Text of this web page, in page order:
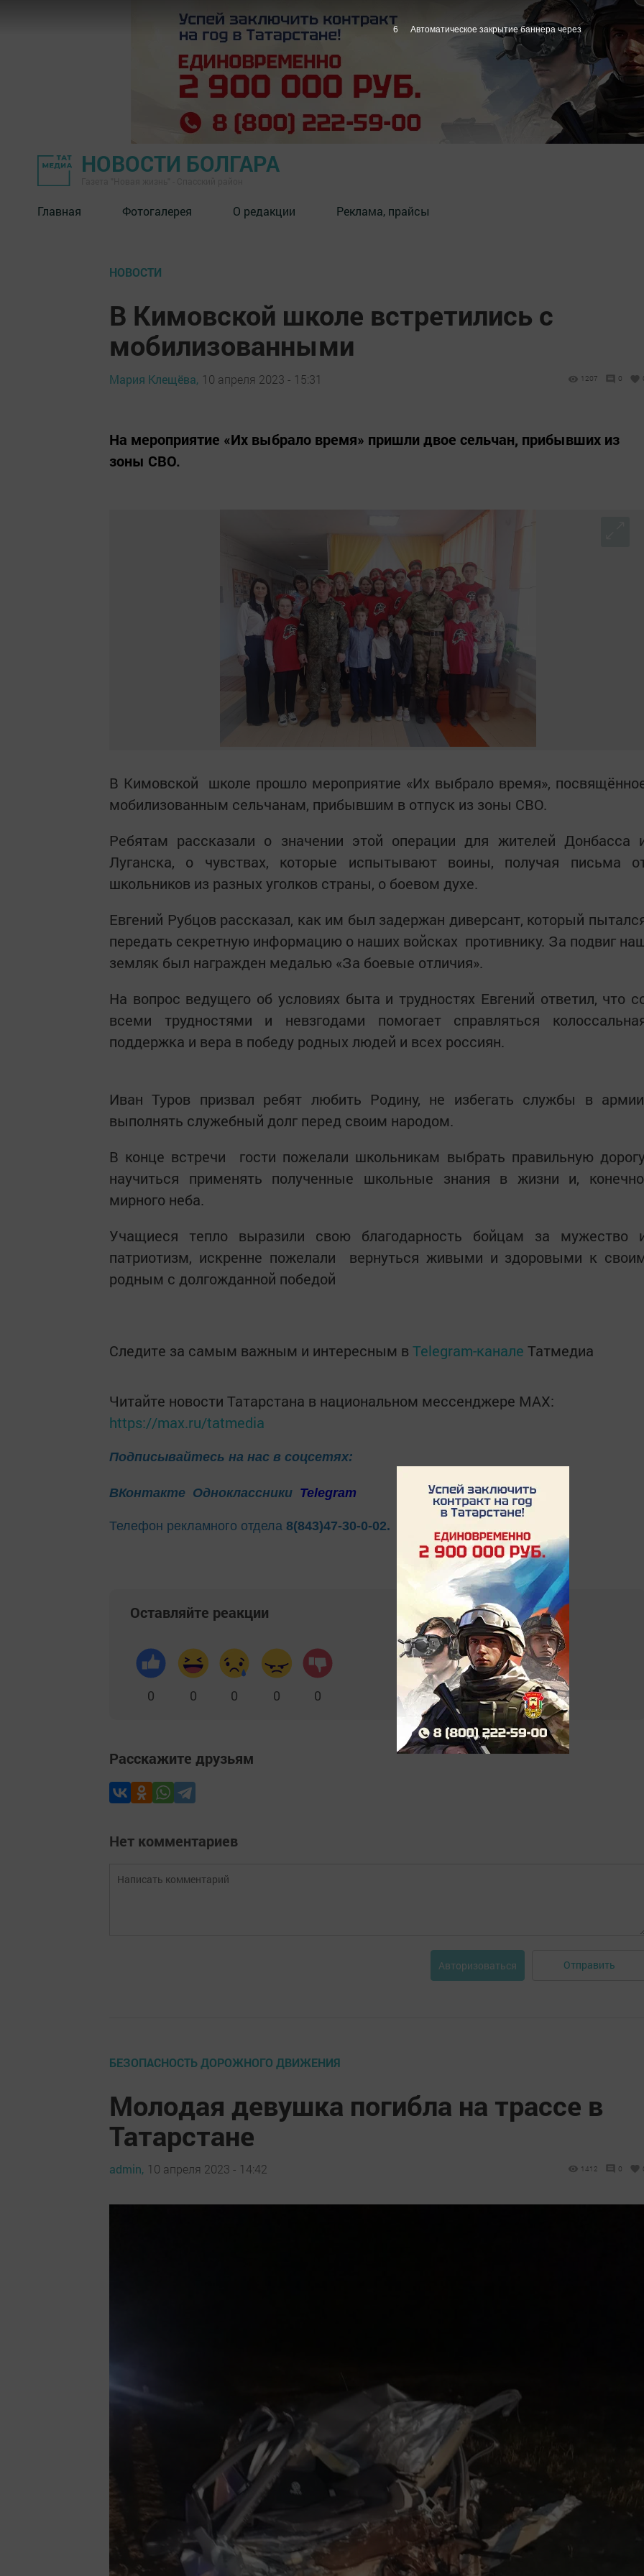
НОВОСТИ БОЛГАРА
Главная Фотогалерея О редакции Реклама, прайсы
НОВОСТИ
В Кимовской школе встретились с
мобилизованными
Мария Клещёва, 10 апреля 2023 - 15:31 1207 0
На мероприятие «Их выбрало время» пришли двое сельчан, прибывших из
зоны СВО.
В Кимовской школе прошло мероприятие «Их выбрало время»,
мобилизованным сельчанам, прибывшим в отпуск из зоны СВО.
Ребятам рассказали о значении этой операции для жителей Донбасса
Луганска, о чувствах, которые испытывают воины, получая письма
школьников из разных уголков страны, о боевом духе.
Евгений Рубцов рассказал, как им был задержан диверсант, который
передать секретную информацию о наших войсках противнику. За подвиг
земляк был награжден медалью «За боевые отличия».
На вопрос ведущего об условиях быта и трудностях Евгений ответил, что
всеми трудностями и невзгодами помогает справляться
поддержка и вера в победу родных людей и всех россиян.
Иван Туров призвал ребят любить Родину, не избегать службы в
выполнять служебный долг перед своим народом.
В конце встречи гости пожелали школьникам выбрать правильную
научиться применять полученные школьные знания в жизни и,
мирного неба.
Учащиеся тепло выразили свою благодарность бойцам за мужество
патриотизм, искренне пожелали вернуться живыми и здоровыми к
родным с долгожданной победой
Следите за самым важным и интересным в Telegram-канале Татмедиа
Читайте новости Татарстана в национальном мессенджере MАХ:
https://max.ru/tatmedia
Подписывайтесь на нас в соцсетях:
ВКонтакте Одноклассники Telegram
Телефон рекламного отдела 8(843)47-30-0-02.
Оставляйте реакции
0 0 0 0 0
Расскажите друзьям
Нет комментариев
Авторизоваться Отправить
БЕЗОПАСНОСТЬ ДОРОЖНОГО ДВИЖЕНИЯ
Молодая девушка погибла на трассе в
Татарстане
admin, 10 апреля 2023 - 14:42 1412 0
4 Автоматическое закрытие баннера через